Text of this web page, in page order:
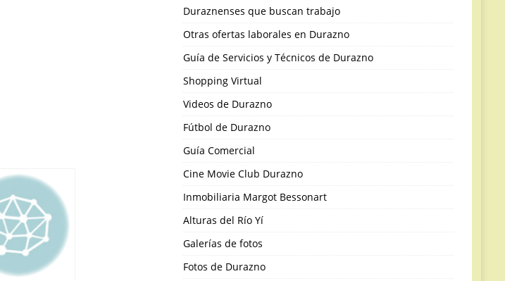
Duraznenses que buscan trabajo
Otras ofertas laborales en Durazno
Guía de Servicios y Técnicos de Durazno
Shopping Virtual
Videos de Durazno
Fútbol de Durazno
Guía Comercial
Cine Movie Club Durazno
Inmobiliaria Margot Bessonart
Alturas del Río Yí
Galerías de fotos
Fotos de Durazno